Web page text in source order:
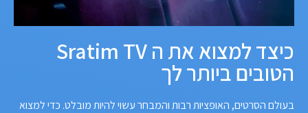
כיצד למצוא את ה Sratim TV
הטובים ביותר לך
בעולם הסרטים, האופציות רבות והמבחר עשוי להיות מובלט. כדי למצוא